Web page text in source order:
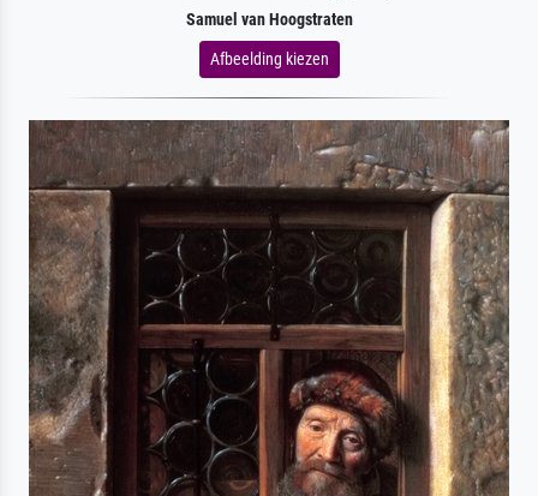
Samuel van Hoogstraten
Afbeelding kiezen